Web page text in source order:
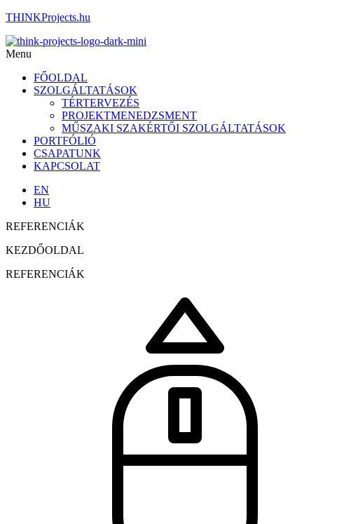
THINKProjects.hu
Menu
FŐOLDAL
SZOLGÁLTATÁSOK
TÉRTERVEZÉS
PROJEKTMENEDZSMENT
MŰSZAKI SZAKÉRTŐI SZOLGÁLTATÁSOK
PORTFÓLIÓ
CSAPATUNK
KAPCSOLAT
EN
HU
REFERENCIÁK
KEZDŐOLDAL
REFERENCIÁK